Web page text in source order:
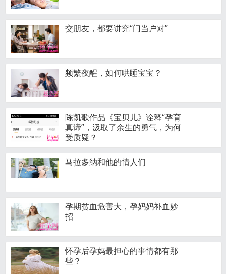
交朋友，都要讲究“门当户对”
频繁夜醒，如何哄睡宝宝？
陈凯歌作品《宝贝儿》诠释“孕育
真谛”，汲取了余生的勇气，为何
受质疑？
马拉多纳和他的情人们
孕期贫血危害大，孕妈妈补血妙
招
怀孕后孕妈最担心的事情都有那
些？